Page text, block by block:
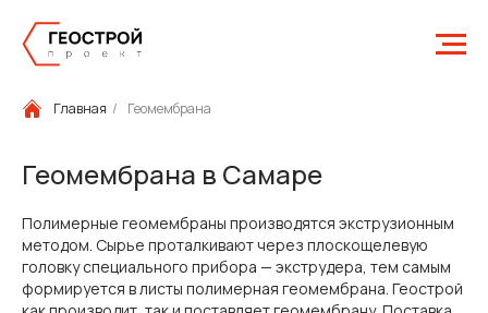
Главная / Геомембрана
Геомембрана в Самаре
Полимерные геомембраны производятся экструзионным
методом. Сырье проталкивают через плоскощелевую
головку специального прибора — экструдера, тем самым
формируется в листы полимерная геомембрана. Геострой